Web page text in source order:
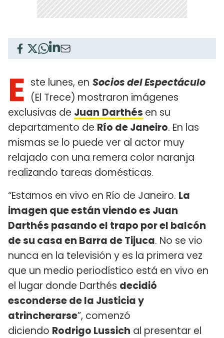
E ste lunes, en Socios del Espectáculo
(El Trece) mostraron imágenes
exclusivas de Juan Darthés en su
departamento de Río de Janeiro. En las
mismas se lo puede ver al actor muy
relajado con una remera color naranja
realizando tareas domésticas.
“Estamos en vivo en Río de Janeiro. La
imagen que están viendo es Juan
Darthés pasando el trapo por el balcón
de su casa en Barra de Tijuca. No se vio
nunca en la televisión y es la primera vez
que un medio periodístico está en vivo en
el lugar donde Darthés decidió
esconderse de la Justicia y
atrincherarse”, comenzó
diciendo Rodrigo Lussich al presentar el